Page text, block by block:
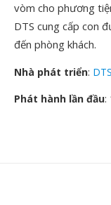
vòm cho phương
DTS cung cấp con
đến phòng khách.
Nhà phát triển:
Phát hành lần đầu: